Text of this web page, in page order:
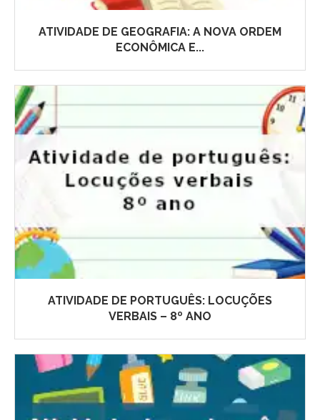
ATIVIDADE DE GEOGRAFIA: A NOVA ORDEM
ECONÔMICA E...
ATIVIDADE DE PORTUGUÊS: LOCUÇÕES
VERBAIS – 8º ANO